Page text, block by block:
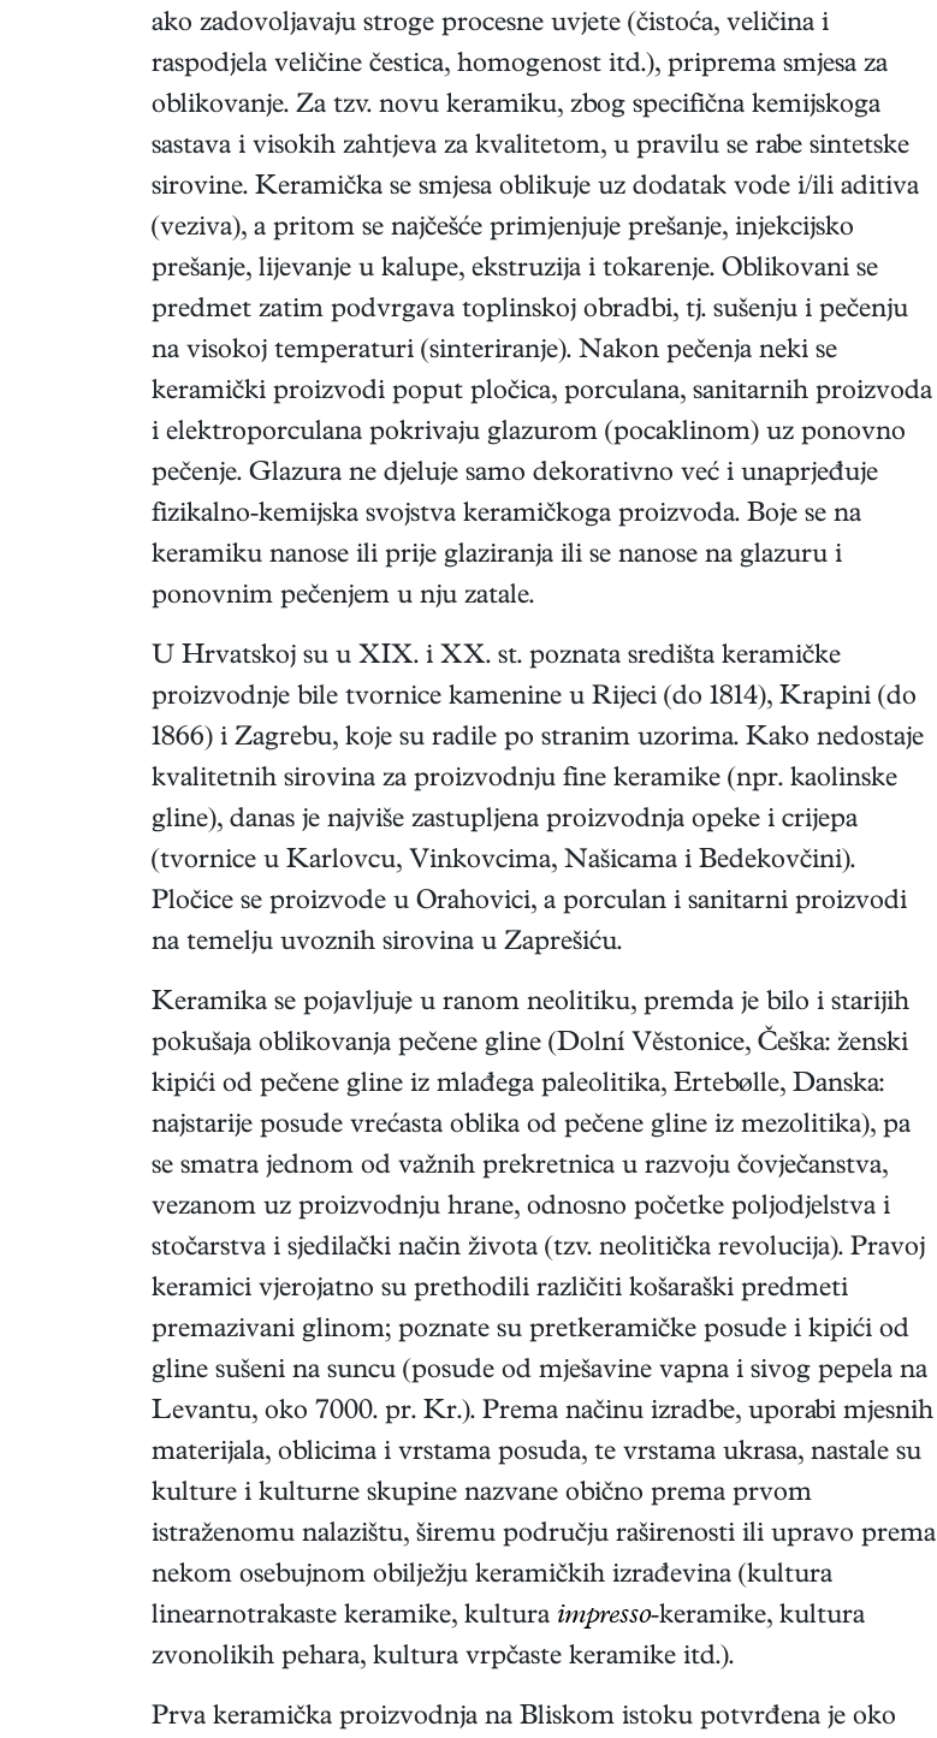
ako zadovoljavaju stroge procesne uvjete (čistoća, veličina i
raspodjela veličine čestica, homogenost itd.), priprema smjesa za
oblikovanje. Za tzv. novu keramiku, zbog specifična kemijskoga
sastava i visokih zahtjeva za kvalitetom, u pravilu se rabe sintetske
sirovine. Keramička se smjesa oblikuje uz dodatak vode i/ili aditiva
(veziva), a pritom se najčešće primjenjuje prešanje, injekcijsko
prešanje, lijevanje u kalupe, ekstruzija i tokarenje. Oblikovani se
predmet zatim podvrgava toplinskoj obradbi, tj. sušenju i pečenju
na visokoj temperaturi (sinteriranje). Nakon pečenja neki se
keramički proizvodi poput pločica, porculana, sanitarnih proizvoda
i elektroporculana pokrivaju glazurom (pocaklinom) uz ponovno
pečenje. Glazura ne djeluje samo dekorativno već i unaprjeđuje
fizikalno-kemijska svojstva keramičkoga proizvoda. Boje se na
keramiku nanose ili prije glaziranja ili se nanose na glazuru i
ponovnim pečenjem u nju zatale.
U Hrvatskoj su u XIX. i XX. st. poznata središta keramičke
proizvodnje bile tvornice kamenine u Rijeci (do 1814), Krapini (do
1866) i Zagrebu, koje su radile po stranim uzorima. Kako nedostaje
kvalitetnih sirovina za proizvodnju fine keramike (npr. kaolinske
gline), danas je najviše zastupljena proizvodnja opeke i crijepa
(tvornice u Karlovcu, Vinkovcima, Našicama i Bedekovčini).
Pločice se proizvode u Orahovici, a porculan i sanitarni proizvodi
na temelju uvoznih sirovina u Zaprešiću.
Keramika se pojavljuje u ranom neolitiku, premda je bilo i starijih
pokušaja oblikovanja pečene gline (Dolní Věstonice, Češka: ženski
kipići od pečene gline iz mlađega paleolitika, Ertebølle, Danska:
najstarije posude vrećasta oblika od pečene gline iz mezolitika), pa
se smatra jednom od važnih prekretnica u razvoju čovječanstva,
vezanom uz proizvodnju hrane, odnosno početke poljodjelstva i
stočarstva i sjedilački način života (tzv. neolitička revolucija). Pravoj
keramici vjerojatno su prethodili različiti košaraški predmeti
premazivani glinom; poznate su pretkeramičke posude i kipići od
gline sušeni na suncu (posude od mješavine vapna i sivog pepela na
Levantu, oko 7000. pr. Kr.). Prema načinu izradbe, uporabi mjesnih
materijala, oblicima i vrstama posuda, te vrstama ukrasa, nastale su
kulture i kulturne skupine nazvane obično prema prvom
istraženomu nalazištu, širemu području raširenosti ili upravo prema
nekom osebujnom obilježju keramičkih izrađevina (kultura
linearnotrakaste keramike, kultura impresso-keramike, kultura
zvonolikih pehara, kultura vrpčaste keramike itd.).
Prva keramička proizvodnja na Bliskom istoku potvrđena je oko